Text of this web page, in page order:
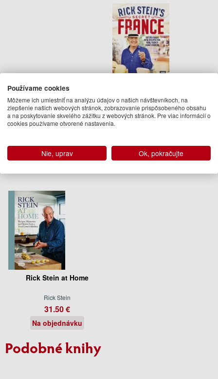
Rick Stein
30.95 €
Rick Stein at Home
Rick Stein
31.50 €
Na objednávku
Podobné knihy
Používame cookies
Môžeme ich umiestniť na analýzu údajov o našich návštevníkoch, na
zlepšenie našich webových stránok, zobrazovanie prispôsobeného obsahu
a na poskytovanie skvelého zážitku z webových stránok. Pre viac informácií o
cookies používame otvorené nastavenia.
Nie, uprav Ok, pokračujte